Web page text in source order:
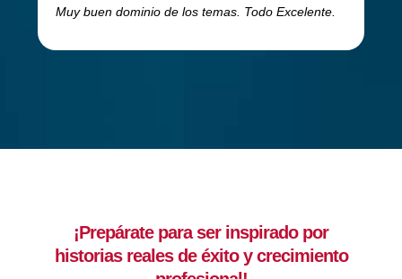
Muy buen dominio de los temas. Todo Excelente.
¡Prepárate para ser inspirado por
historias reales de éxito y crecimiento